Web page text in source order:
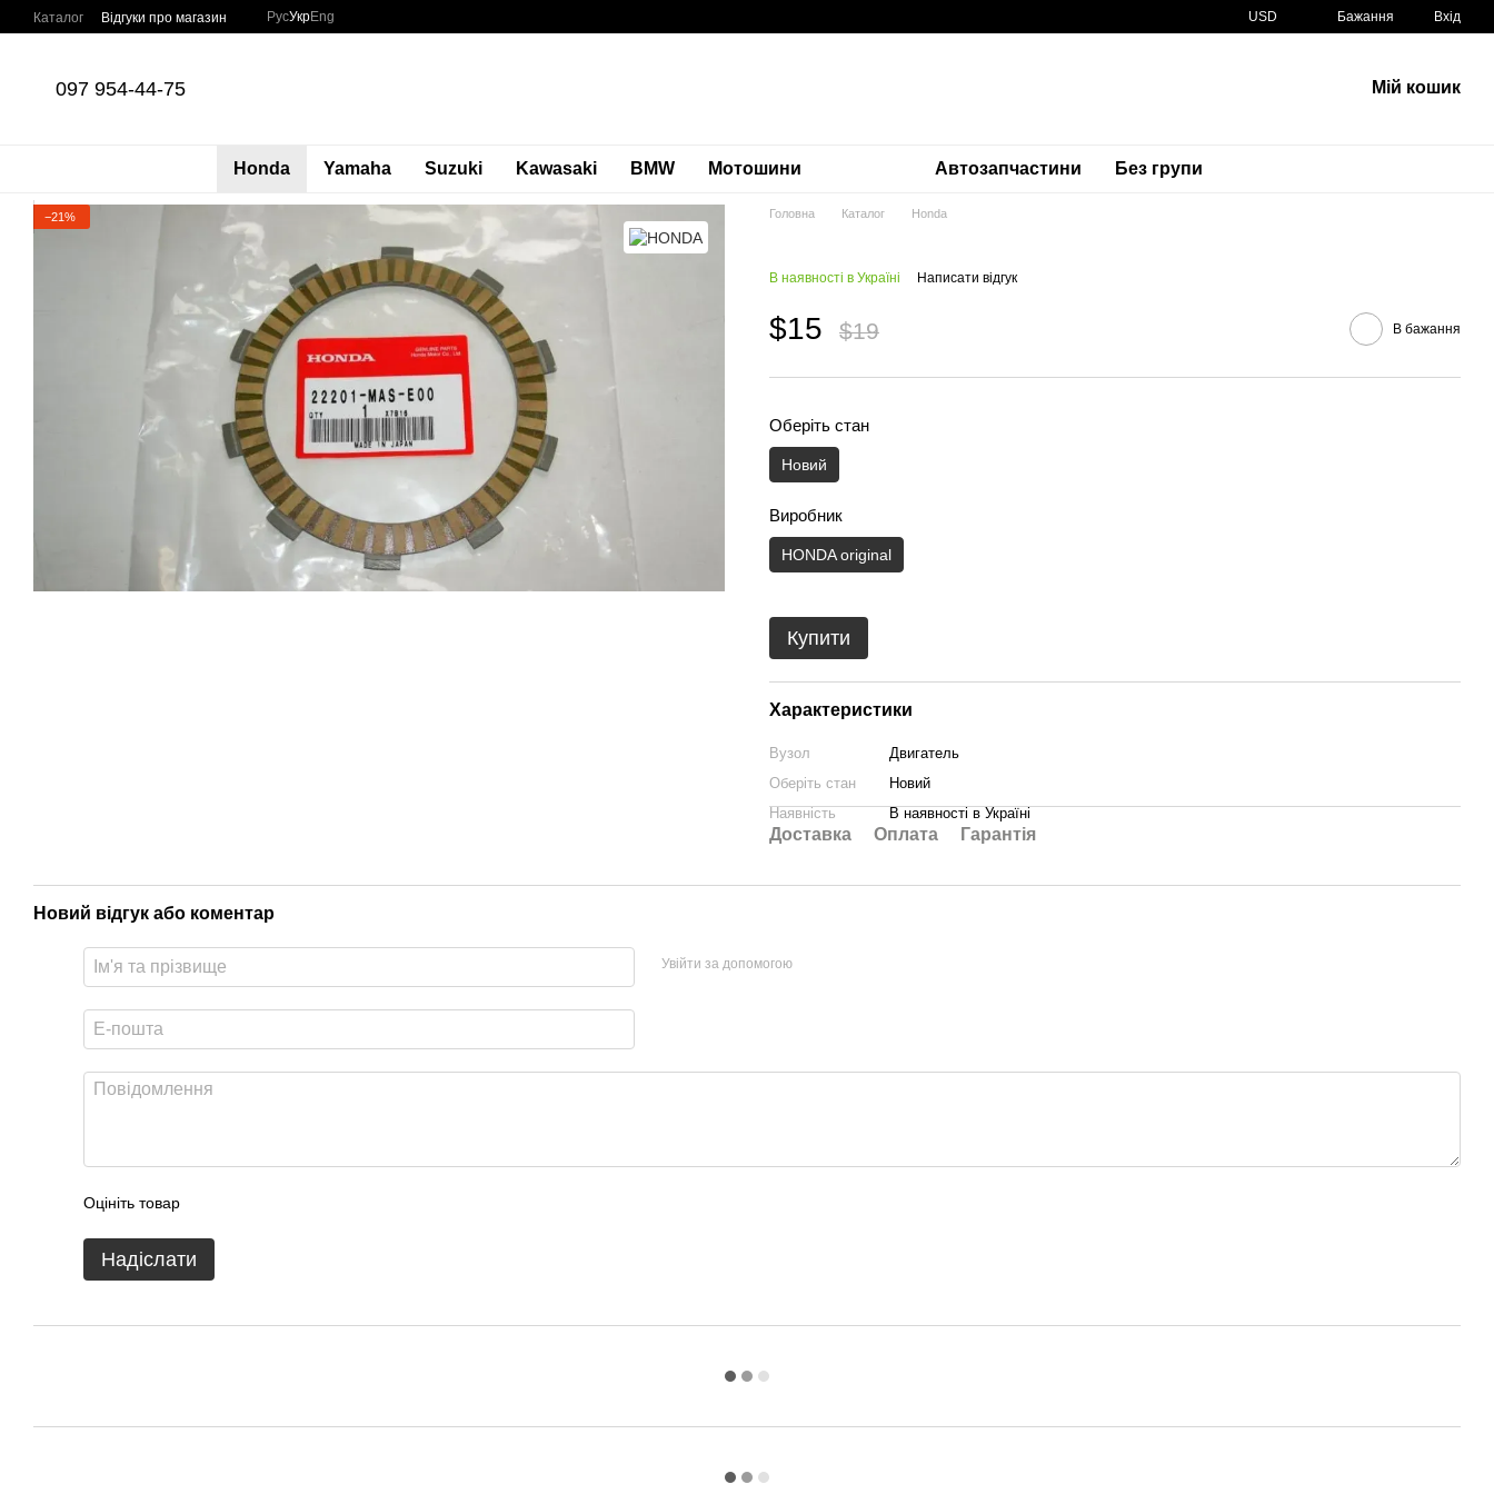
Перейти до основного контенту
Каталог Відгуки про магазин РусУкрEng USD Бажання Вхід
097 954-44-75 Мій кошик
Honda Yamaha Suzuki Kawasaki BMW Мотошини Автозапчастини Без групи
−21% Головна Каталог Honda
В наявності в Україні Написати відгук
$15 $19 В бажання
Оберіть стан
Новий
Виробник
HONDA original
Купити
Характеристики
Вузол
Двигатель
Оберіть стан
Новий
Наявність
В наявності в Україні
Доставка Оплата Гарантія
Новий відгук або коментар
Увійти за допомогою
Оцініть товар
Надіслати